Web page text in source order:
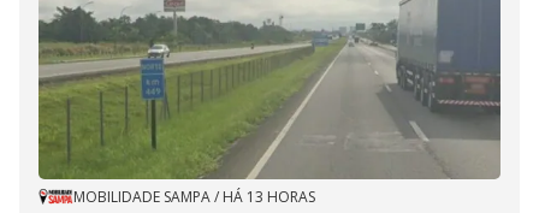
MOBILIDADE SAMPA/ HÁ 13 HORAS